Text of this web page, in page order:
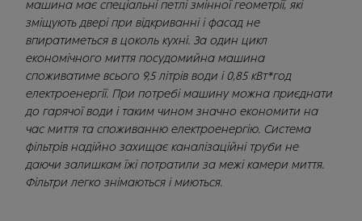
машина має спеціальні петлі змінної геометрії, які
зміщують двері при відкриванні і фасад не
впиратиметься в цоколь кухні. За один цикл
економічного миття посудомийна машина
споживатиме всього 9,5 літрів води і 0,85 кВт*год
електроенергії. При потребі машину можна приєднати
до гарячої води і таким чином значно економити на
час миття та споживанню електроенергію. Система
фільтрів надійно захищає каналізаційні труби не
даючи залишкам їжі потратили за межі камери миття.
Фільтри легко знімаються і миються.